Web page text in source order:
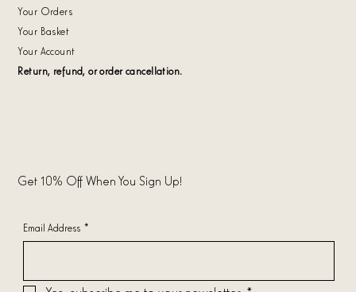
Your Orders
Your Basket
Your Account
Return, refund, or order cancellation.
Get 10% Off When You Sign Up!
Email Address *